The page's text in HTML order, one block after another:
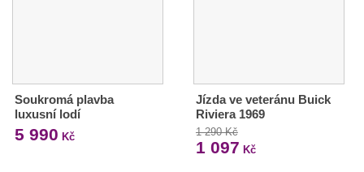
Soukromá plavba
luxusní lodí
5 990 Kč
Jízda ve veteránu Buick
Riviera 1969
1 290 Kč
1 097 Kč